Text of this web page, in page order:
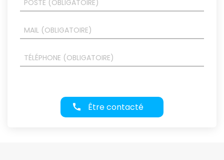
Être contacté